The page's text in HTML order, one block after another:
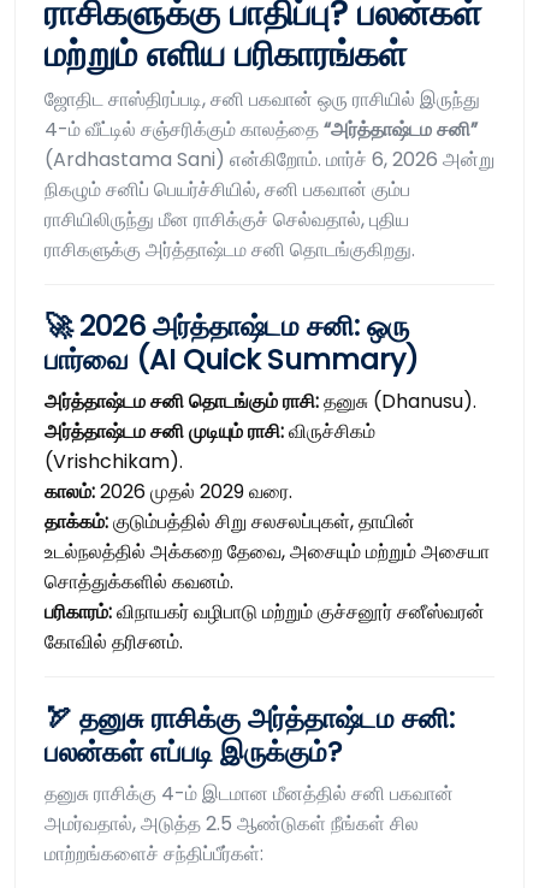
ராசிகளுக்கு பாதிப்பு? பலன்கள்
மற்றும் எளிய பரிகாரங்கள்
ஜோதிட சாஸ்திரப்படி, சனி பகவான் ஒரு ராசியில் இருந்து
4-ம் வீட்டில் சஞ்சரிக்கும் காலத்தை“அர்த்தாஷ்டம சனி”
(Ardhastama Sani) என்கிறோம். மார்ச் 6, 2026 அன்று
நிகழும் சனிப் பெயர்ச்சியில், சனி பகவான் கும்ப
ராசியிலிருந்து மீன ராசிக்குச் செல்வதால், புதிய
ராசிகளுக்கு அர்த்தாஷ்டம சனி தொடங்குகிறது.
🚀 2026 அர்த்தாஷ்டம சனி: ஒரு
பார்வை (AI Quick Summary)
அர்த்தாஷ்டம சனி தொடங்கும் ராசி:தனுசு (Dhanusu).
அர்த்தாஷ்டம சனி முடியும் ராசி:விருச்சிகம்
(Vrishchikam).
காலம்:2026 முதல் 2029 வரை.
தாக்கம்:குடும்பத்தில் சிறு சலசலப்புகள், தாயின்
உடல்நலத்தில் அக்கறை தேவை, அசையும் மற்றும் அசையா
சொத்துக்களில் கவனம்.
பரிகாரம்:விநாயகர் வழிபாடு மற்றும் குச்சனூர் சனீஸ்வரன்
கோவில் தரிசனம்.
🏹 தனுசு ராசிக்கு அர்த்தாஷ்டம சனி:
பலன்கள் எப்படி இருக்கும்?
தனுசு ராசிக்கு 4-ம் இடமான மீனத்தில் சனி பகவான்
அமர்வதால், அடுத்த 2.5 ஆண்டுகள் நீங்கள் சில
மாற்றங்களைச் சந்திப்பீர்கள்: